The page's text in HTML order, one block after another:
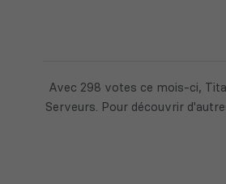
Avec 298 votes ce mois-ci,
Serveurs. Pour découvrir